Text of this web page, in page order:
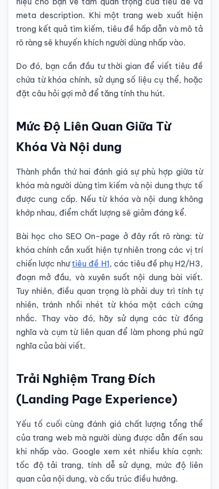
meta description. Khi một trang web xuất hiện
trong kết quả tìm kiếm, tiêu đề hấp dẫn và mô tả
rõ ràng sẽ khuyến khích người dùng nhấp vào.
Do đó, bạn cần đầu tư thời gian để viết tiêu đề
chứa từ khóa chính, sử dụng số liệu cụ thể, hoặc
đặt câu hỏi gợi mở để tăng tính thu hút.
Mức Độ Liên Quan Giữa Từ
Khóa Và Nội dung
Thành phần thứ hai đánh giá sự phù hợp giữa từ
khóa mà người dùng tìm kiếm và nội dung thực tế
được cung cấp. Nếu từ khóa và nội dung không
khớp nhau, điểm chất lượng sẽ giảm đáng kể.
Bài học cho SEO On-page ở đây rất rõ ràng: từ
khóa chính cần xuất hiện tự nhiên trong các vị trí
chiến lược nhưtiêu đề H1, các tiêu đề phụ H2/H3,
đoạn mở đầu, và xuyên suốt nội dung bài viết.
Tuy nhiên, điều quan trọng là phải duy trì tính tự
nhiên, tránh nhồi nhét từ khóa một cách cứng
nhắc. Thay vào đó, hãy sử dụng các từ đồng
nghĩa và cụm từ liên quan để làm phong phú ngữ
nghĩa của bài viết.
Trải Nghiệm Trang Đích
(Landing Page Experience)
Yếu tố cuối cùng đánh giá chất lượng tổng thể
của trang web mà người dùng được dẫn đến sau
khi nhấp vào. Google xem xét nhiều khía cạnh:
tốc độ tải trang, tính dễ sử dụng, mức độ liên
quan của nội dung, và cấu trúc điều hướng.